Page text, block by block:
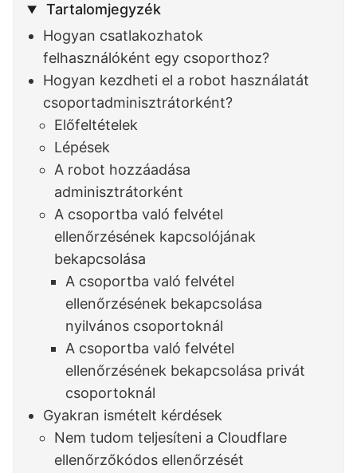
Tartalomjegyzék
Hogyan csatlakozhatok
felhasználóként egy csoporthoz?
Hogyan kezdheti el a robot használatát
csoportadminisztrátorként?
Előfeltételek
Lépések
A robot hozzáadása
adminisztrátorként
A csoportba való felvétel
ellenőrzésének kapcsolójának
bekapcsolása
A csoportba való felvétel
ellenőrzésének bekapcsolása
nyilvános csoportoknál
A csoportba való felvétel
ellenőrzésének bekapcsolása privát
csoportoknál
Gyakran ismételt kérdések
Nem tudom teljesíteni a Cloudflare
ellenőrzőkódos ellenőrzését